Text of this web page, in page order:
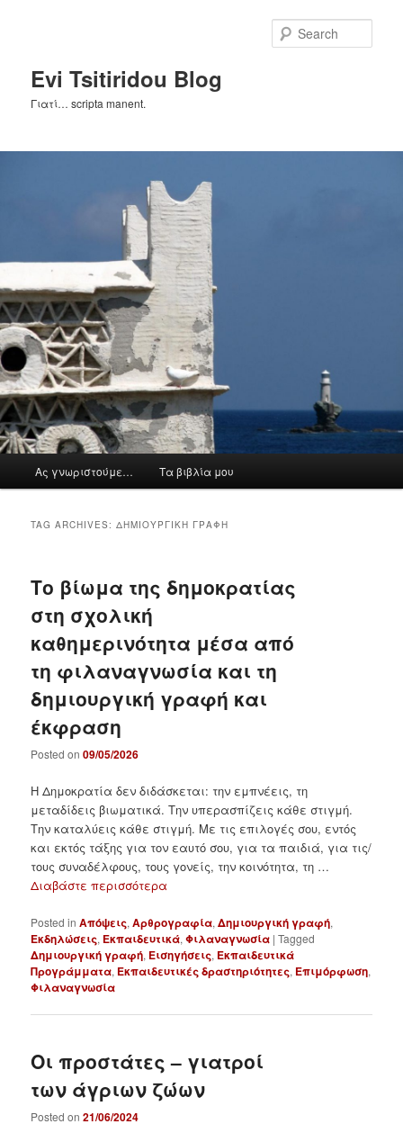
Evi Tsitiridou Blog
Γιατί… scripta manent.
Ας γνωριστούμε… Τα βιβλία μου
TAG ARCHIVES:ΔΗΜΙΟΥΡΓΙΚΉ ΓΡΑΦΉ
Το βίωμα της δημοκρατίας
στη σχολική
καθημερινότητα μέσα από
τη φιλαναγνωσία και τη
δημιουργική γραφή και
έκφραση
Posted on09/05/2026
Η Δημοκρατία δεν διδάσκεται: την εμπνέεις, τη
μεταδίδεις βιωματικά. Την υπερασπίζεις κάθε στιγμή.
Την καταλύεις κάθε στιγμή. Με τις επιλογές σου, εντός
και εκτός τάξης για τον εαυτό σου, για τα παιδιά, για τις/
τους συναδέλφους, τους γονείς, την κοινότητα, τη …
Διαβάστε περισσότερα
Posted in Απόψεις,Αρθρογραφία,Δημιουργική γραφή,
Εκδηλώσεις, Εκπαιδευτικά,Φιλαναγνωσία |Tagged
Δημιουργική γραφή, Εισηγήσεις, Εκπαιδευτικά
Προγράμματα, Εκπαιδευτικές δραστηριότητες, Επιμόρφωση,
Φιλαναγνωσία
Οι προστάτες – γιατροί
των άγριων ζώων
Posted on21/06/2024